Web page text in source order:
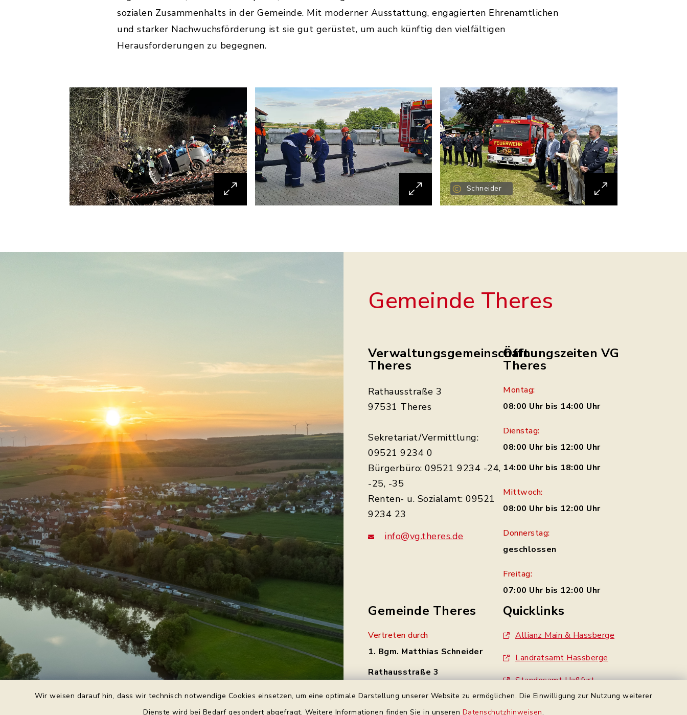
Wir weisen darauf hin, dass wir technisch notwendige Cookies einsetzen, um eine optimale Darstellung unserer Website zu ermöglichen. Die Einwilligung zur Nutzung weiterer
Dienste wird bei Bedarf gesondert abgefragt. Weitere Informationen finden Sie in unseren Datenschutzhinweisen.
sozialen Zusammenhalts in der Gemeinde. Mit moderner Ausstattung, engagierten Ehrenamtlichen
und starker Nachwuchsförderung ist sie gut gerüstet, um auch künftig den vielfältigen
Herausforderungen zu begegnen.
Schneider
Gemeinde Theres
Verwaltungsgemeinschaft
Theres
Rathausstraße 3
97531 Theres
Sekretariat/Vermittlung:
09521 9234 0
Bürgerbüro: 09521 9234 -24,
-25, -35
Renten- u. Sozialamt: 09521
9234 23
info@vg.theres.de
Öffnungszeiten VG
Theres
Montag:
08:00 Uhr bis 14:00 Uhr
Dienstag:
08:00 Uhr bis 12:00 Uhr
14:00 Uhr bis 18:00 Uhr
Mittwoch:
08:00 Uhr bis 12:00 Uhr
Donnerstag:
geschlossen
Freitag:
07:00 Uhr bis 12:00 Uhr
Gemeinde Theres
Vertreten durch
1. Bgm. Matthias Schneider
Rathausstraße 3
Tel.: 0 95 21 / 92 34 - 0
Quicklinks
Allianz Main & Hassberge
Landratsamt Hassberge
Standesamt Haßfurt
Gemeinde Wonfurt